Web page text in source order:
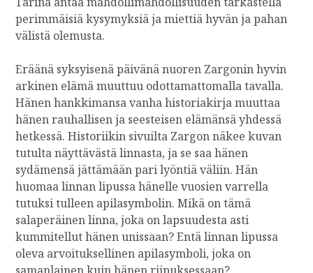
perimmäisiä kysymyksiä ja miettiä hyvän ja pahan
välistä olemusta.
Eräänä syksyisenä päivänä nuoren Zargonin hyvin
arkinen elämä muuttuu odottamattomalla tavalla.
Hänen hankkimansa vanha historiakirja muuttaa
hänen rauhallisen ja seesteisen elämänsä yhdessä
hetkessä. Historiikin sivuilta Zargon näkee kuvan
tutulta näyttävästä linnasta, ja se saa hänen
sydämensä jättämään pari lyöntiä väliin. Hän
huomaa linnan lipussa hänelle vuosien varrella
tutuksi tulleen apilasymbolin. Mikä on tämä
salaperäinen linna, joka on lapsuudesta asti
kummitellut hänen unissaan? Entä linnan lipussa
oleva arvoituksellinen apilasymboli, joka on